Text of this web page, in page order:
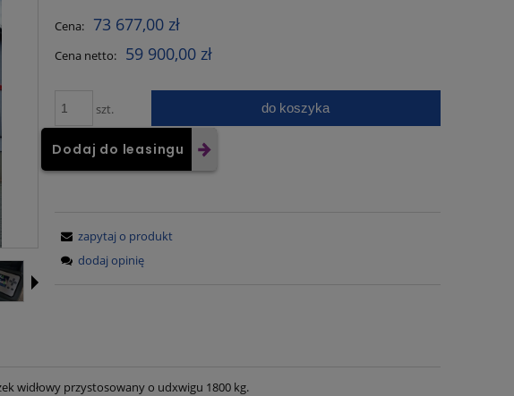
płatności
Cena: 73 677,00 zł
Cena netto: 59 900,00 zł
szt. do koszyka
Dodaj do leasingu
zapytaj o produkt
dodaj opinię
widłowy przystosowany o udxwigu 1800 kg.